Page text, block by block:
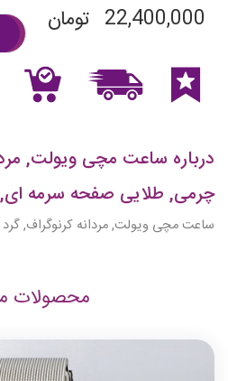
22,400,000 تومان
درباره ساعت مچی ویولت,
چرمی, طلایی صفحه سرمه ای, کد
ساعت مچی ویولت, مردانه کرنوگراف,
محصولات